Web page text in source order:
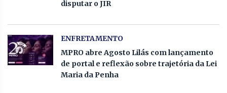
disputar o JIR
ENFRETAMENTO
MPRO abre Agosto Lilás com lançamento
de portal e reflexão sobre trajetória da Lei
Maria da Penha